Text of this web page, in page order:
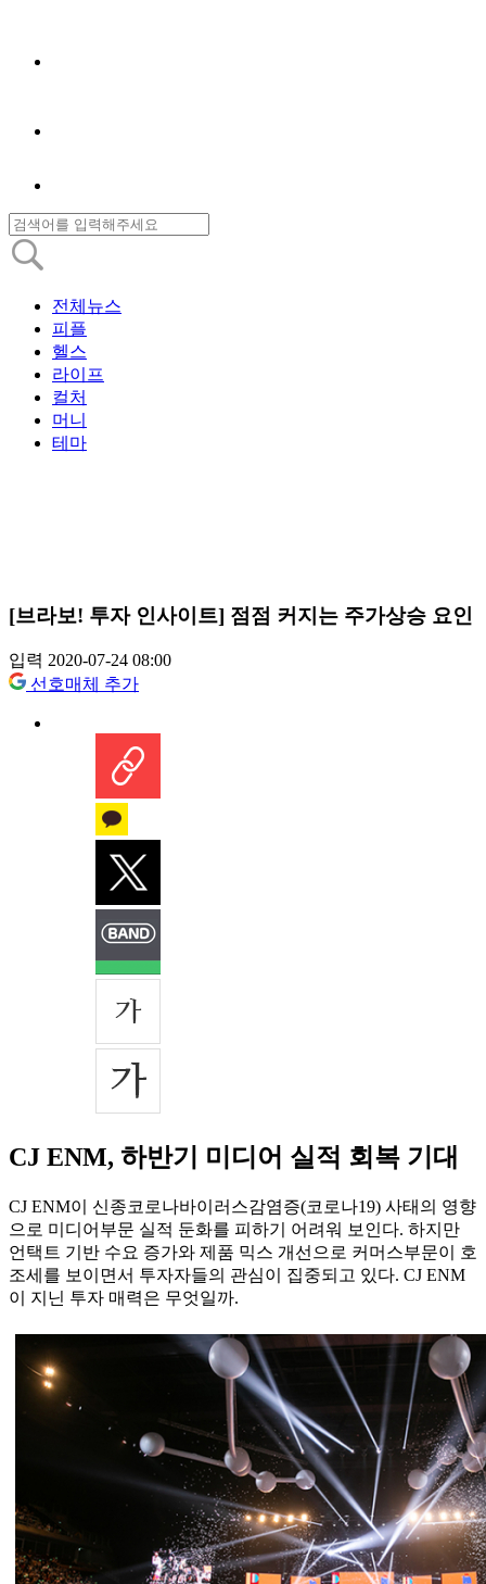
전체뉴스
피플
헬스
라이프
컬처
머니
테마
[브라보! 투자 인사이트] 점점 커지는 주가상승 요인
입력 2020-07-24 08:00
선호매체 추가
CJ ENM, 하반기 미디어 실적 회복 기대
CJ ENM이 신종코로나바이러스감염증(코로나19) 사태의 영향
으로 미디어부문 실적 둔화를 피하기 어려워 보인다. 하지만
언택트 기반 수요 증가와 제품 믹스 개선으로 커머스부문이 호
조세를 보이면서 투자자들의 관심이 집중되고 있다. CJ ENM
이 지닌 투자 매력은 무엇일까.